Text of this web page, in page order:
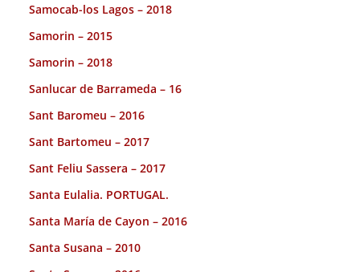
Samocab-los Lagos – 2018
Samorin – 2015
Samorin – 2018
Sanlucar de Barrameda – 16
Sant Baromeu – 2016
Sant Bartomeu – 2017
Sant Feliu Sassera – 2017
Santa Eulalia. PORTUGAL.
Santa María de Cayon – 2016
Santa Susana – 2010